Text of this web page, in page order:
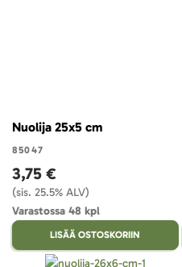
Nuolija 25x5 cm
85047
3,75 €
(sis. 25.5% ALV)
Varastossa 48 kpl
LISÄÄ OSTOSKORIIN